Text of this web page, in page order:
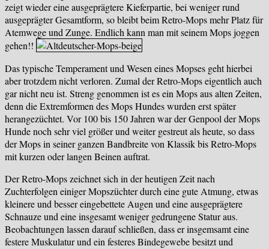
zeigt wieder eine ausgeprägtere Kieferpartie, bei weniger rund
ausgeprägter Gesamtform, so bleibt beim Retro-Mops mehr Platz für
Atemwege und Zunge. Endlich kann man mit seinem Mops joggen
gehen!!
Das typische Temperament und Wesen eines Mopses geht hierbei
aber trotzdem nicht verloren. Zumal der Retro-Mops eigentlich auch
gar nicht neu ist. Streng genommen ist es ein Mops aus alten Zeiten,
denn die Extremformen des Mops Hundes wurden erst später
herangezüchtet. Vor 100 bis 150 Jahren war der Genpool der Mops
Hunde noch sehr viel größer und weiter gestreut als heute, so dass
der Mops in seiner ganzen Bandbreite von Klassik bis Retro-Mops
mit kurzen oder langen Beinen auftrat.
Der Retro-Mops zeichnet sich in der heutigen Zeit nach
Zuchterfolgen einiger Mopszüchter durch eine gute Atmung, etwas
kleinere und besser eingebettete Augen und eine ausgeprägtere
Schnauze und eine insgesamt weniger gedrungene Statur aus.
Beobachtungen lassen darauf schließen, dass er insgemsamt eine
festere Muskulatur und ein festeres Bindegewebe besitzt und